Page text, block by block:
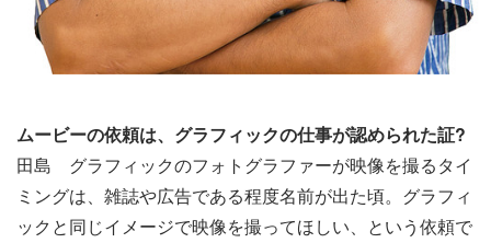
ムービーの依頼は、グラフィックの仕事が認められた証?
田島 グラフィックのフォトグラファーが映像を撮るタイ
ミングは、雑誌や広告である程度名前が出た頃。グラフィ
ックと同じイメージで映像を撮ってほしい、という依頼で